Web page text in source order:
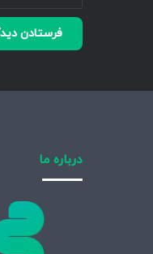
درباره ما